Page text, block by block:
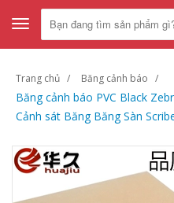
Toggle
navigation
Trang chủ Băng cảnh báo
Băng cảnh báo PVC Black
Cảnh sát Băng Băng Sàn